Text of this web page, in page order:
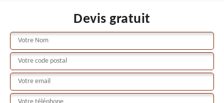
Devis gratuit